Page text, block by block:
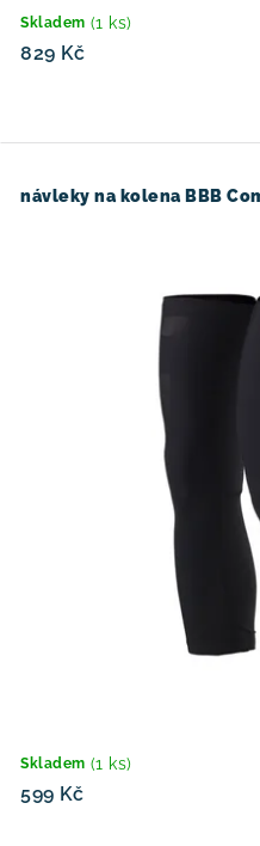
Skladem (1 ks)
829 Kč
návleky na kolena BBB
Skladem (1 ks)
599 Kč